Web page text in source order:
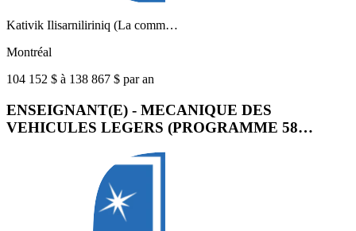
Kativik Ilisarniliriniq (La comm…
Montréal
104 152 $ à 138 867 $ par an
ENSEIGNANT(E) - MECANIQUE DES
VEHICULES LEGERS (PROGRAMME 58…